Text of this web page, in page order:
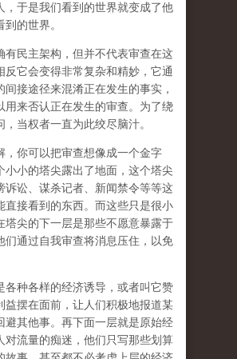
，于是我们看到的世界就变成了他
的世界。
有民主架构，但并不代表审查在这
反它会变得非常复杂和精妙，它通
间接途径来混淆正在发生的事实，
用来否认正在发生的审查。为了绕
，当权者一直为此绞尽脑汁。
，你可以把审查想像成一个金字
小小的塔尖露出了地面，这个塔尖
诉讼、谋杀记者、新闻禁令等等这
直接看到的东西。而这些只是很小
塔尖的下一层是那些不愿意暴露于
们通过自我审查将消息压住，以免
各种各样的经济诱导，或者叫它赞
益摆在面前，让人们积极地报道某
避其他事。再下面一层就是原始经
流量的痴迷，他们只写那些划算